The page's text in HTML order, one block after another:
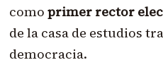
como primer rector
de la casa de estudios
democracia.